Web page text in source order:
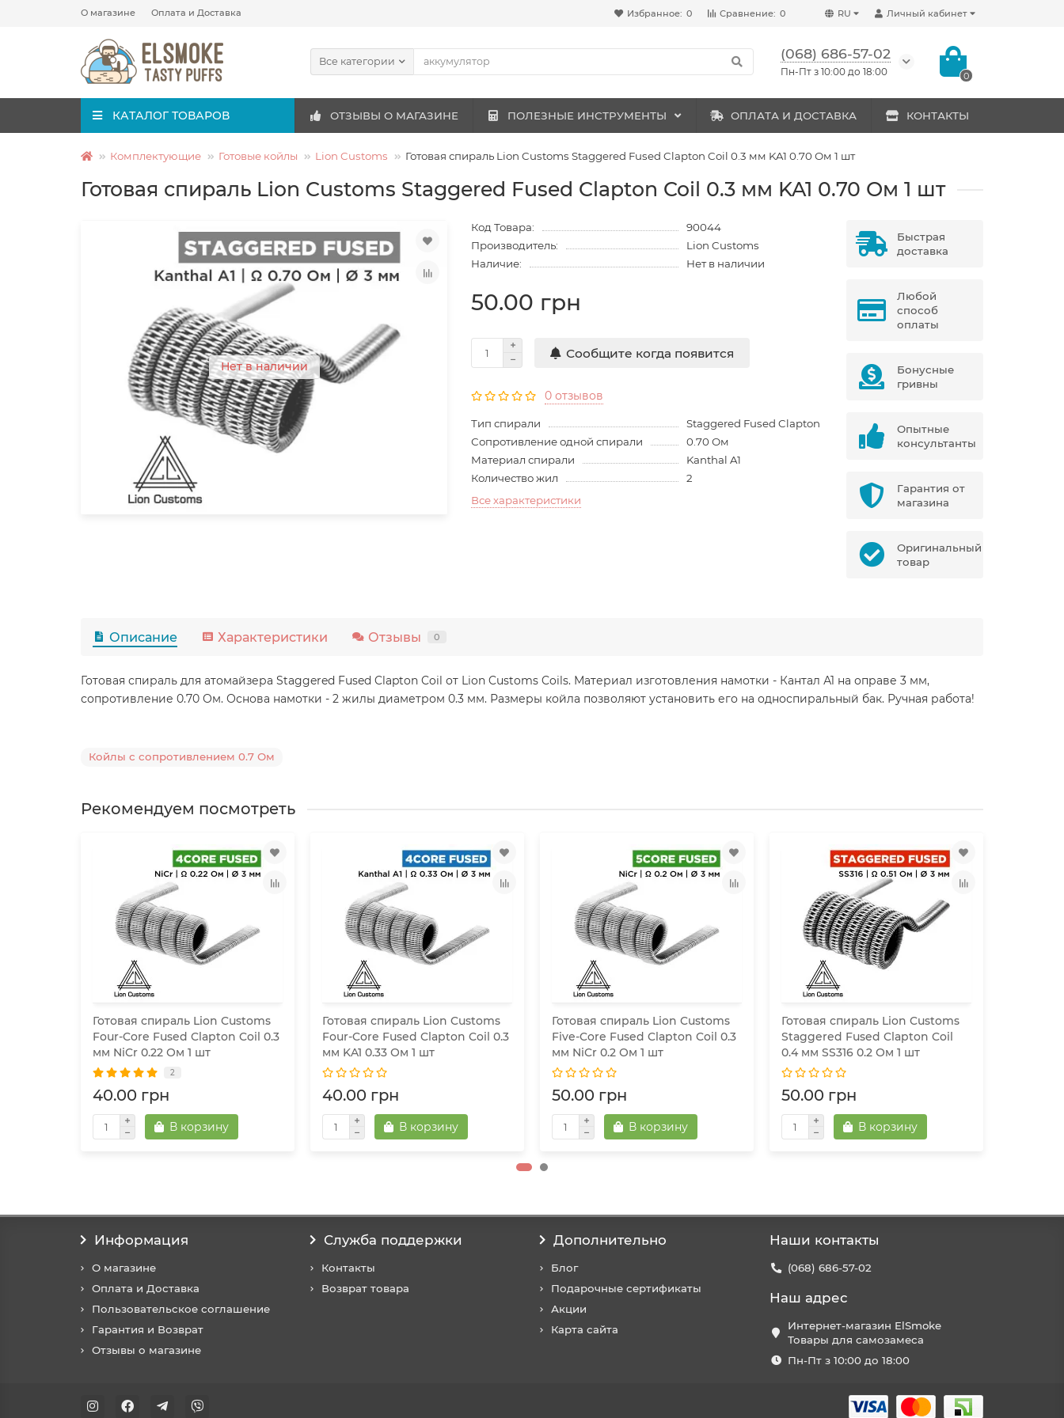
Личный кабинет
RU
Сравнение: 0
Избранное: 0
О магазине Оплата и Доставка
Все категории (068) 686-57-02
Пн-Пт з 10:00 до 18:00 0
КАТАЛОГ ТОВАРОВ ОТЗЫВЫ О МАГАЗИНЕ ПОЛЕЗНЫЕ ИНСТРУМЕНТЫ ОПЛАТА И ДОСТАВКА КОНТАКТЫ
Комплектующие Готовые койлы Lion Customs Готовая спираль Lion Customs Staggered Fused Clapton Coil 0.3 мм KA1 0.70 Ом 1 шт
Готовая спираль Lion Customs Staggered Fused Clapton Coil 0.3 мм KA1 0.70 Ом 1 шт
Нет в наличии
Код Товара:
90044
Производитель:
Lion Customs
Наличие:
Нет в наличии
50.00 грн
Сообщите когда появится
0 отзывов
Тип спирали
Staggered Fused Clapton
Сопротивление одной спирали
0.70 Ом
Материал спирали
Kanthal A1
Количество жил
2
Все характеристики
Быстрая
доставка
Любой
способ
оплаты
Бонусные
гривны
Опытные
консультанты
Гарантия от
магазина
Оригинальный
товар
Описание Характеристики Отзывы 0
Готовая спираль для атомайзера Staggered Fused Clapton Coil от Lion Customs Coils. Материал изготовления намотки - Кантал А1 на оправе 3 мм,
сопротивление 0.70 Ом. Основа намотки - 2 жилы диаметром 0.3 мм. Размеры койла позволяют установить его на односпиральный бак. Ручная работа!
Койлы с сопротивлением 0.7 Ом
Рекомендуем посмотреть
Готовая спираль Lion Customs
Four-Core Fused Clapton Coil 0.3
мм NiCr 0.22 Ом 1 шт
2
40.00 грн
В корзину
Готовая спираль Lion Customs
Four-Core Fused Clapton Coil 0.3
мм KA1 0.33 Ом 1 шт
40.00 грн
В корзину
Готовая спираль Lion Customs
Five-Core Fused Clapton Coil 0.3
мм NiCr 0.2 Ом 1 шт
50.00 грн
В корзину
Готовая спираль Lion Customs
Staggered Fused Clapton Coil
0.4 мм SS316 0.2 Ом 1 шт
50.00 грн
В корзину
Информация
О магазине
Оплата и Доставка
Пользовательское соглашение
Гарантия и Возврат
Отзывы о магазине
Служба поддержки
Контакты
Возврат товара
Дополнительно
Блог
Подарочные сертификаты
Акции
Карта сайта
Наши контакты
(068) 686-57-02
Наш адрес
Интернет-магазин ElSmoke
Товары для самозамеса
Пн-Пт з 10:00 до 18:00